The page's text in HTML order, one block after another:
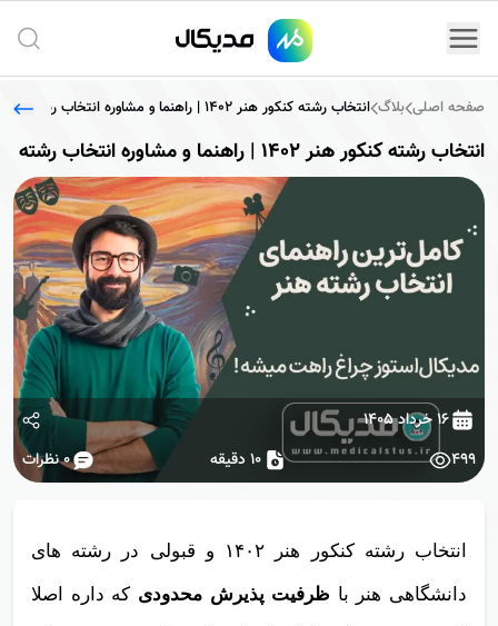
صفحه اصلی بلاگ انتخاب رشته کنکور هنر 1402 | راهنما و مشاوره انتخاب رشته
انتخاب رشته کنکور هنر 1402 | راهنما و مشاوره انتخاب رشته
0نظرات 10 دقیقه
۱۶ خرداد ۱۴۰۵
499
انتخاب رشته کنکور هنر ۱۴۰۲ و قبولی در رشته های
دانشگاهی هنر با ظرفیت پذیرش محدودی که داره اصلا